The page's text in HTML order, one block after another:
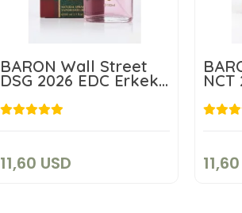
BARON Wall Street
DSG 2026 EDC Erkek
11,60 USD
11,60 USD
NCT